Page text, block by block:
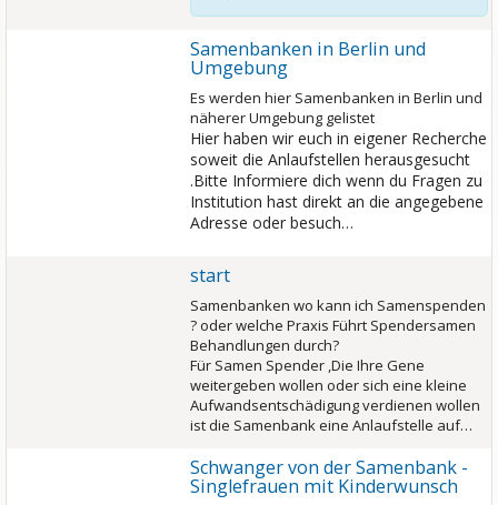
Samenbanken in Berlin und
Umgebung
Es werden hier Samenbanken in Berlin und
näherer Umgebung gelistet
Hier haben wir euch in eigener Recherche
soweit die Anlaufstellen herausgesucht
.Bitte Informiere dich wenn du Fragen zu
Institution hast direkt an die angegebene
Adresse oder besuch…
start
Samenbanken wo kann ich Samenspenden
? oder welche Praxis Führt Spendersamen
Behandlungen durch?
Für Samen Spender ,Die Ihre Gene
weitergeben wollen oder sich eine kleine
Aufwandsentschädigung verdienen wollen
ist die Samenbank eine Anlaufstelle auf…
Schwanger von der Samenbank -
Singlefrauen mit Kinderwunsch